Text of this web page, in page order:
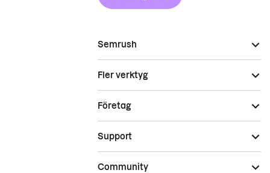
Semrush
Fler verktyg
Företag
Support
Community